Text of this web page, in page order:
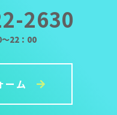
2630
～22：00
ーム